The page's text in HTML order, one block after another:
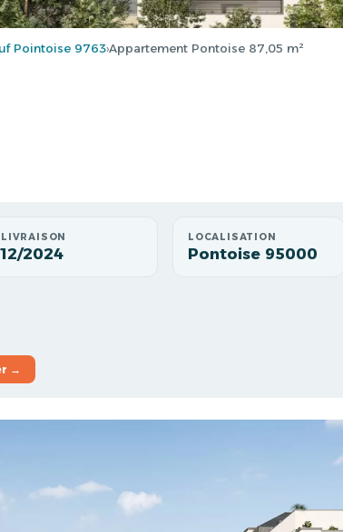
Pointoise 9763›Appartement Pontoise 87,05 m²
LIVRAISON
12/2024
LOCALISATION
Pontoise 95000
→